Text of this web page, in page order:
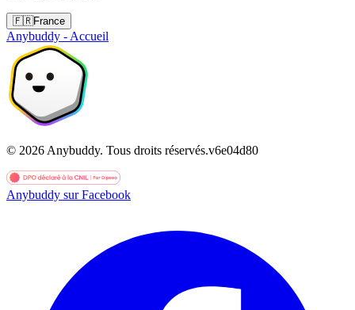
🇫🇷France
Anybuddy - Accueil
© 2026 Anybuddy. Tous droits réservés.v6e04d80
Anybuddy sur Facebook